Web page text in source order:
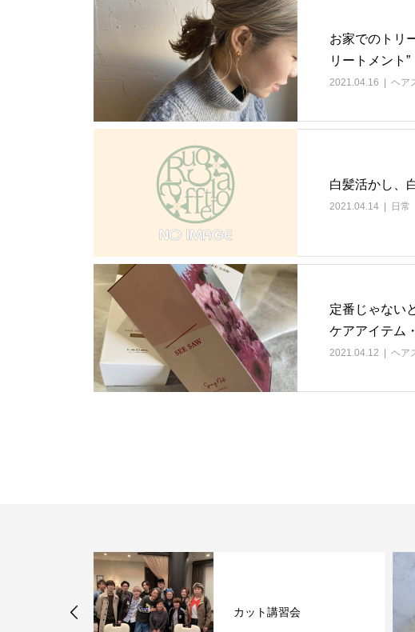
お家でのトリ
リートメント”
2021.04.16 ヘア
白髪活かし、
2021.04.14 日常
定番じゃない
ケアアイテム・
2021.04.12 ヘア
カット講習会